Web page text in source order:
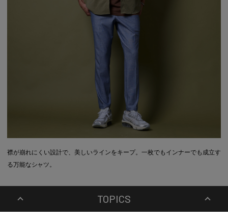
襟が崩れにくい設計で、美しいラインをキープ。一枚でもインナーでも成立す
る万能なシャツ。
TOPICS